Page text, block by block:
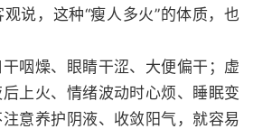
说，这种“瘦人多火”的体质，也
咽燥、眼睛干涩、大便偏干；虚
上火、情绪波动时心烦、睡眠变
意养护阴液、收敛阳气，就容易